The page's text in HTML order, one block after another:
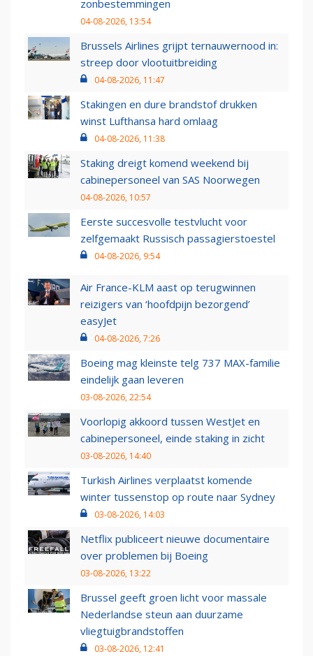
zonbestemmingen
04-08-2026, 13:54
Brussels Airlines grijpt ternauwernood in:
streep door vlootuitbreiding
04-08-2026, 11:47
Stakingen en dure brandstof drukken
winst Lufthansa hard omlaag
04-08-2026, 11:38
Staking dreigt komend weekend bij
cabinepersoneel van SAS Noorwegen
04-08-2026, 10:57
Eerste succesvolle testvlucht voor
zelfgemaakt Russisch passagierstoestel
04-08-2026, 9:54
Air France-KLM aast op terugwinnen
reizigers van ‘hoofdpijn bezorgend’
easyJet
04-08-2026, 7:26
Boeing mag kleinste telg 737 MAX-familie
eindelijk gaan leveren
03-08-2026, 22:54
Voorlopig akkoord tussen WestJet en
cabinepersoneel, einde staking in zicht
03-08-2026, 14:40
Turkish Airlines verplaatst komende
winter tussenstop op route naar Sydney
03-08-2026, 14:03
Netflix publiceert nieuwe documentaire
over problemen bij Boeing
03-08-2026, 13:22
Brussel geeft groen licht voor massale
Nederlandse steun aan duurzame
vliegtuigbrandstoffen
03-08-2026, 12:41